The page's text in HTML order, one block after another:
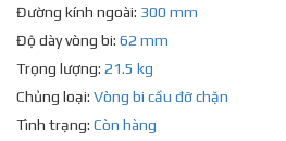
Đường kính ngoài: 300 mm
Độ dày vòng bi: 62 mm
Trọng lượng: 21.5 kg
Chủng loại: Vòng bi cầu đỡ chặn
Tình trạng: Còn hàng